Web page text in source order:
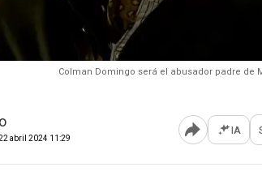
Colman Domingo será el abusador padre de
abril 2024 11:29 Abrir opciones
IA